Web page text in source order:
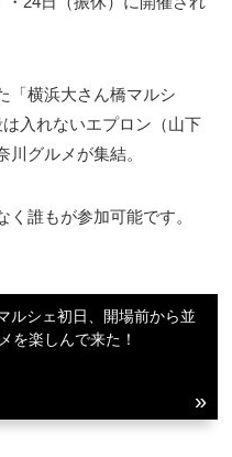
「横浜大さん橋マルシ
入れないエプロン（山下
グルメが集結。
誰もが参加可能です。
ルシェ初日、開場前から並
を楽しんで来た！